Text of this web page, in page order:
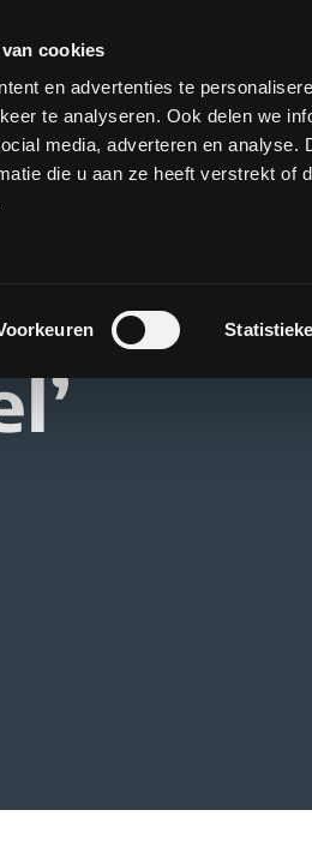
cookies
en advertenties te
te analyseren. Ook delen we
media, adverteren en analyse.
die u aan ze heeft verstrekt of
Over H&P Strategie